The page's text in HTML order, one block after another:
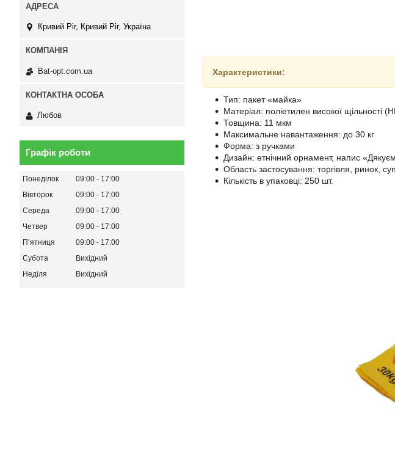
Характеристики:
Тип: пакет «майка»
Матеріал: поліетилен високої щільності
Товщина: 11 мкм
Максимальне навантаження: до 30 кг
Форма: з ручками
Дизайн: етнічний орнамент, напис
Область застосування: торгівля, ринок,
Кількість в упаковці: 250 шт.
Кривий Ріг, Кривий Ріг, Україна
Bat-opt.com.ua
Любов
Графік роботи
Понеділок 09:00
17:00
Вівторок
09:00
17:00
Середа
09:00
17:00
Четвер
09:00
17:00
Пʼятниця
09:00
17:00
Субота
Вихідний
Неділя
Вихідний